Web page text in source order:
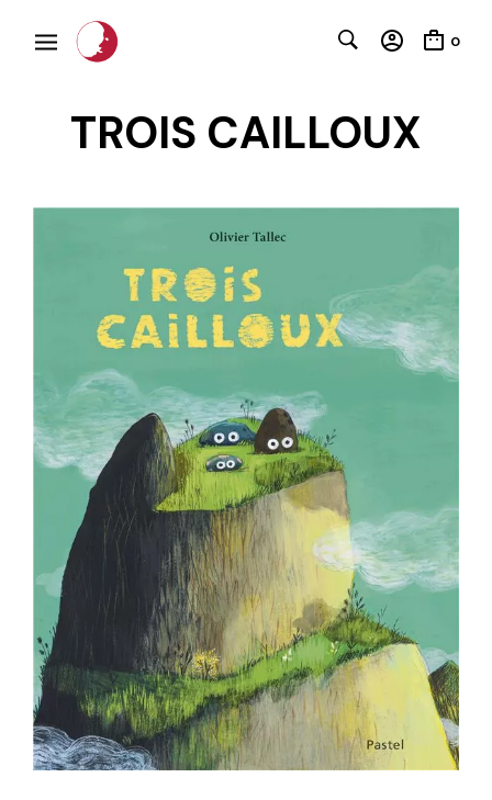
0
TROIS CAILLOUX